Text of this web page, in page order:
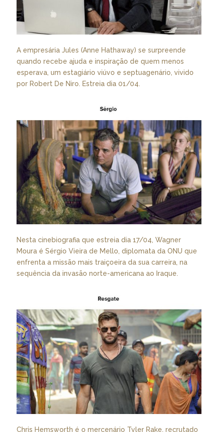
A empresária Jules (Anne Hathaway) se surpreende
quando recebe ajuda e inspiração de quem menos
esperava, um estagiário viúvo e septuagenário, vivido
por Robert De Niro. Estreia dia 01/04.
Nesta cinebiografia que estreia dia 17/04, Wagner
Moura é Sérgio Vieira de Mello, diplomata da ONU que
enfrenta a missão mais traiçoeira da sua carreira, na
sequência da invasão norte-americana ao Iraque.
Chris Hemsworth é o mercenário Tyler Rake, recrutado